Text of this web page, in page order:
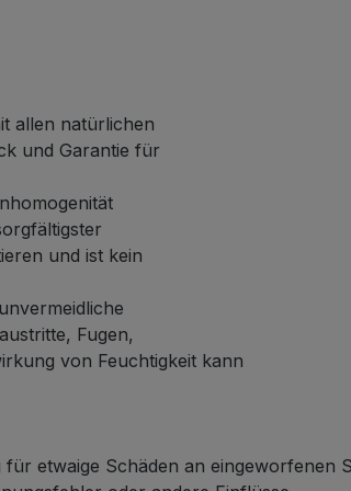
allen natürlichen
und Garantie für
und ist kein
Fugen,
von Feuchtigkeit kann
etwaige Schäden an eingeworfenen